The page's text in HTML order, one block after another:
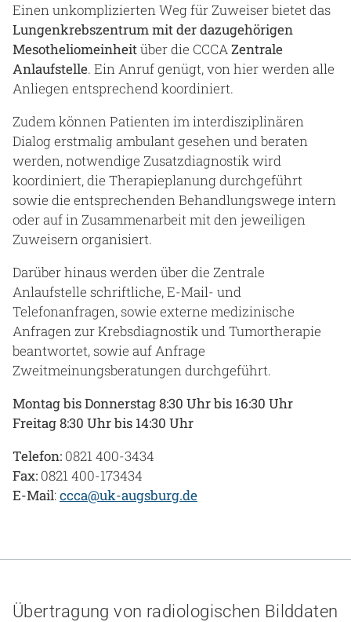
Beruf & Karriere
Anreise
Einen unkomplizierten Weg für Zuweiser bietet das
Lungenkrebszentrum mit der dazugehörigen
Mesotheliomeinheitüber die CCCAZentrale
Anlaufstelle. Ein Anruf genügt, von hier werden alle
Anliegen entsprechend koordiniert.
Zudem können Patienten im interdisziplinären
Dialog erstmalig ambulant gesehen und beraten
werden, notwendige Zusatzdiagnostik wird
koordiniert, die Therapieplanung durchgeführt
sowie die entsprechenden Behandlungswege intern
oder auf in Zusammenarbeit mit den jeweiligen
Zuweisern organisiert.
Darüber hinaus werden über die Zentrale
Anlaufstelle schriftliche, E-Mail- und
Telefonanfragen, sowie externe medizinische
Anfragen zur Krebsdiagnostik und Tumortherapie
beantwortet, sowie auf Anfrage
Zweitmeinungsberatungen durchgeführt.
Montag bis Donnerstag 8:30 Uhr bis 16:30 Uhr
Freitag 8:30 Uhr bis 14:30 Uhr
Telefon: 0821 400-3434
Fax: 0821 400-173434
E-Mail:ccca@uk-augsburg.de
Übertragung von radiologischen Bilddaten